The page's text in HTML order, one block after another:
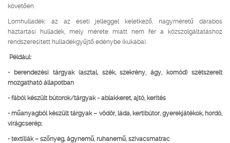
követően.
Lomhulladék: az az eseti jelleggel keletkező, nagyméretű darabos
háztartási hulladék, mely mérete miatt nem fér a közszolgáltatáshoz
rendszeresített hulladékgyűjtő edénybe (kukába).
Például:
• berendezési tárgyak (asztal, szék, szekrény, ágy, komód) szétszerelt
mozgatható állapotban
• fából készült bútorok/tárgyak - ablakkeret, ajtó, kerítés
• műanyagból készült tárgyak – vödör, láda, kertibútor, gyerekjátékok, hordó,
virágcserép;
• textíliák – szőnyeg, ágynemű, ruhanemű, szivacsmatrac